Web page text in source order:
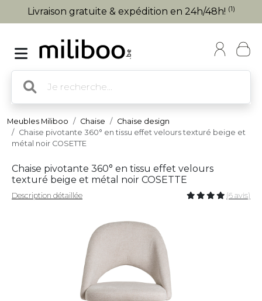
Livraison gratuite & expédition en 24h/48h! (1)
Meubles Miliboo Chaise
Chaise design
Chaise pivotante 360° en tissu effet velours texturé beige et
métal noir COSETTE
Chaise pivotante 360° en tissu effet velours
texturé beige et métal noir COSETTE
Description détaillée (6 avis)